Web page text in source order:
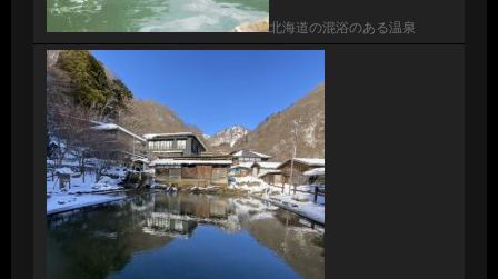
北海道の混浴のある温泉